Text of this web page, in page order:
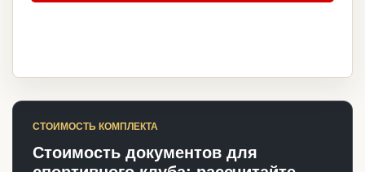
СТОИМОСТЬ КОМПЛЕКТА
Стоимость документов для